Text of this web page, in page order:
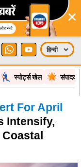
×
स्पोर्ट्स खेल
For April
Intensify,